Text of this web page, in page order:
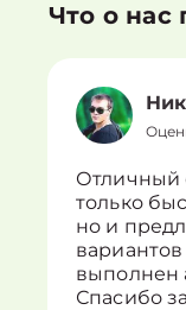
Что о нас
Отличный
только
но и
выполнен
Спасибо